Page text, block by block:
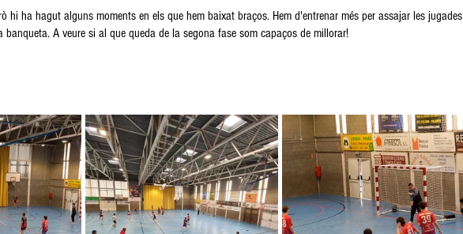
hi ha hagut alguns moments en els que hem baixat braços. Hem d'entrenar més per assajar les jugades
banqueta. A veure si al que queda de la segona fase som capaços de millorar!